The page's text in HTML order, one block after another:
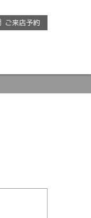
ご来店予約